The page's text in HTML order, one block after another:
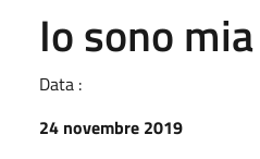
Io sono mia
Data :
24 novembre 2019